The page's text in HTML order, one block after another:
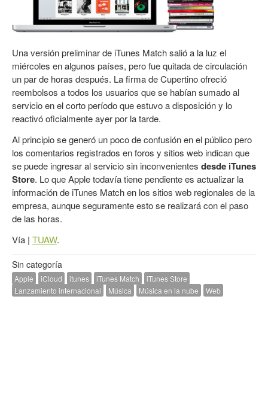
Una versión preliminar de iTunes Match salió a la luz el
miércoles en algunos países, pero fue quitada de circulación
un par de horas después. La firma de Cupertino ofreció
reembolsos a todos los usuarios que se habían sumado al
servicio en el corto período que estuvo a disposición y lo
reactivó oficialmente ayer por la tarde.
Al principio se generó un poco de confusión en el público pero
los comentarios registrados en foros y sitios web indican que
se puede ingresar al servicio sin inconvenientes desde iTunes
Store. Lo que Apple todavía tiene pendiente es actualizar la
información de iTunes Match en los sitios web regionales de la
empresa, aunque seguramente esto se realizará con el paso
de las horas.
Vía | TUAW.
Sin categoría
Apple iCloud itunes iTunes Match
iTunes Store
Lanzamiento internacional
Música Música en la nube Web